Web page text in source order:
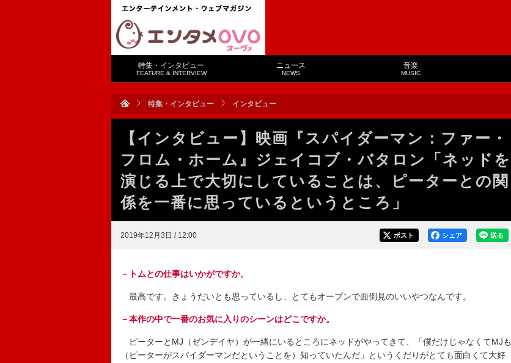
特集・インタビュー
FEATURE & INTERVIEW
ニュース
NEWS
音楽
MUSIC
特集・インタビュー インタビュー
【インタビュー】映画『スパイダーマン：ファー・
フロム・ホーム』ジェイコブ・バタロン「ネッドを
演じる上で大切にしていることは、ピーターとの関
係を一番に思っているというところ」
2019年12月3日 / 12:00 送る
シェア
ポスト
－トムとの仕事はいかがですか。
最高です。きょうだいとも思っているし、とてもオープンで面倒見のいいやつなんです。
－本作の中で一番のお気に入りのシーンはどこですか。
ピーターとMJ（ゼンデイヤ）が一緒にいるところにネッドがやってきて、「僕だけじゃなくてMJも
（ピーターがスパイダーマンだということを）知っていたんだ」というくだりがとても面白くて大好